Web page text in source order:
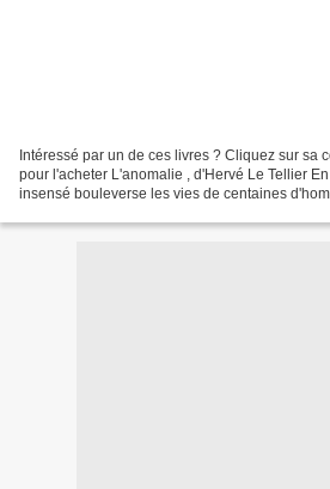
Intéressé par un de ces livres ? Cliquez sur sa
pour l'acheter L'anomalie , d'Hervé Le Tellier
insensé bouleverse les vies de centaines